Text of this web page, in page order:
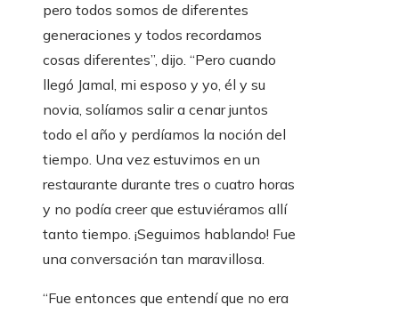
pero todos somos de diferentes
generaciones y todos recordamos
cosas diferentes”, dijo. “Pero cuando
llegó Jamal, mi esposo y yo, él y su
novia, solíamos salir a cenar juntos
todo el año y perdíamos la noción del
tiempo. Una vez estuvimos en un
restaurante durante tres o cuatro horas
y no podía creer que estuviéramos allí
tanto tiempo. ¡Seguimos hablando! Fue
una conversación tan maravillosa.
“Fue entonces que entendí que no era